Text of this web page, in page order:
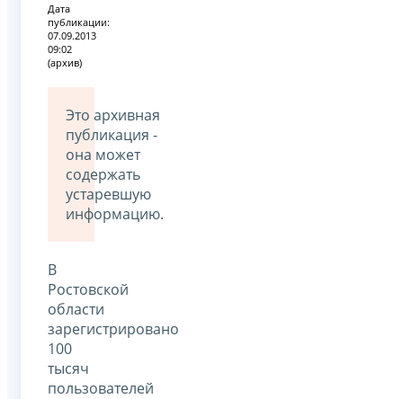
Дата
публикации:
07.09.2013
09:02
(архив)
Это архивная
публикация -
она может
содержать
устаревшую
информацию.
В
Ростовской
области
зарегистрировано
100
тысяч
пользователей